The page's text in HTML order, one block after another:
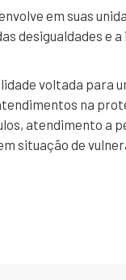
em suas
desigualdades e a
voltada para
na
atendimento a
situação de